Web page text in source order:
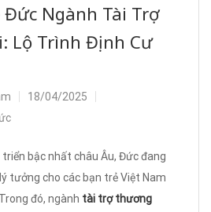
Đức Ngành Tài Trợ
Lộ Trình Định Cư
18/04/2025
bậc nhất châu Âu, Đức đang
tưởng cho các bạn trẻ Việt Nam
đó, ngành tài trợ thương